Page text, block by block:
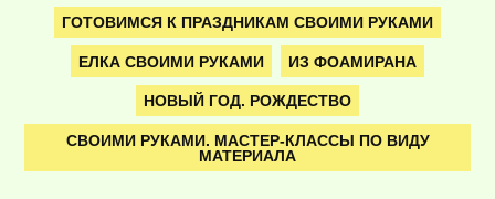
ГОТОВИМСЯ К ПРАЗДНИКАМ СВОИМИ РУКАМИ
ЕЛКА СВОИМИ РУКАМИ ИЗ ФОАМИРАНА
НОВЫЙ ГОД. РОЖДЕСТВО
СВОИМИ РУКАМИ. МАСТЕР-КЛАССЫ ПО ВИДУ
МАТЕРИАЛА